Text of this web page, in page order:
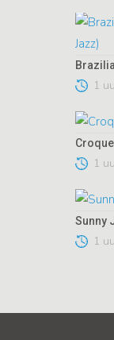
1
1
Sunny
1